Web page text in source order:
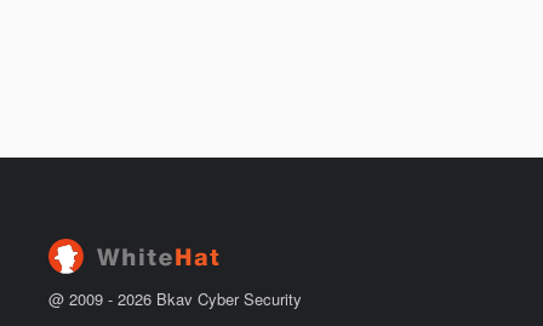
@ 2009 - 2026 Bkav Cyber Security